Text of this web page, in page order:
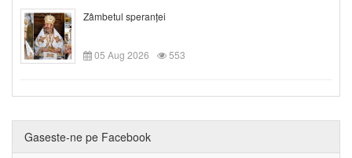
Zâmbetul speranței
05 Aug 2026 553
Gaseste-ne pe Facebook